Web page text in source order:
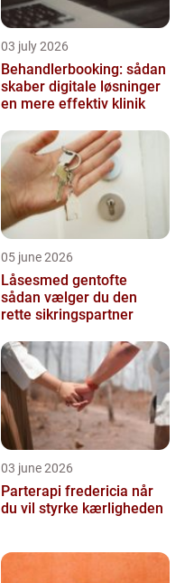
03 july 2026
Behandlerbooking: sådan
skaber digitale løsninger
en mere effektiv klinik
05 june 2026
Låsesmed gentofte
sådan vælger du den
rette sikringspartner
03 june 2026
Parterapi fredericia når
du vil styrke kærligheden